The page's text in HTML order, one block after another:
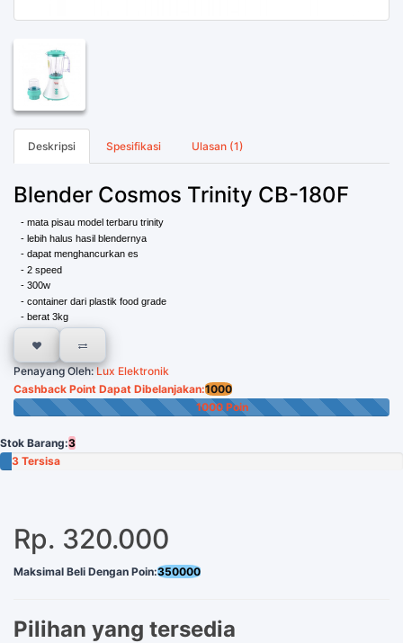
Deskripsi Spesifikasi Ulasan (1)
Blender Cosmos Trinity CB-180F
- mata pisau model terbaru trinity
- lebih halus hasil blendernya
- dapat menghancurkan es
- 2 speed
- 300w
- container dari plastik food grade
- berat 3kg
Penayang Oleh:Lux Elektronik
Cashback Point Dapat Dibelanjakan:1000
1000 Poin
Stok Barang:3
3 Tersisa
Rp. 320.000
Maksimal Beli Dengan Poin:350000
Pilihan yang tersedia